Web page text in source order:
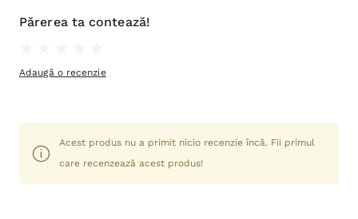
Părerea ta contează!
Adaugă o recenzie
Acest produs nu a primit nicio recenzie încă. Fii primul
care recenzează acest produs!